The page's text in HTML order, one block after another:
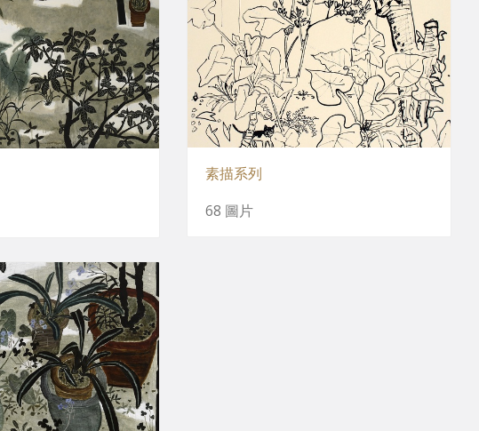
素描系列
68 圖片